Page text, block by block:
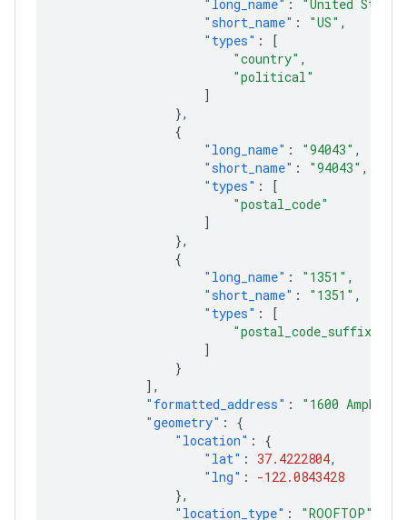
"long_name" :
"United
"short_name" : "US" ,
"types" :
[
"country" ,
"political"
]
},
{
"long_name" : "94043" ,
"short_name" : "94043" ,
"types" :
[
"postal_code"
]
},
{
"long_name" : "1351" ,
"short_name" : "1351" ,
"types" :
[
"postal_code_suffix"
]
}
],
"formatted_address" :
"1600
"geometry" :
{
"location" :
{
"lat" : 37.4222804,
"lng" :
-122.0843428
},
"location_type" : "ROOFTOP"